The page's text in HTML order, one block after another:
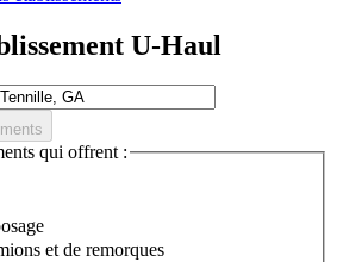
U-Haul
qui offrent :
et de remorques